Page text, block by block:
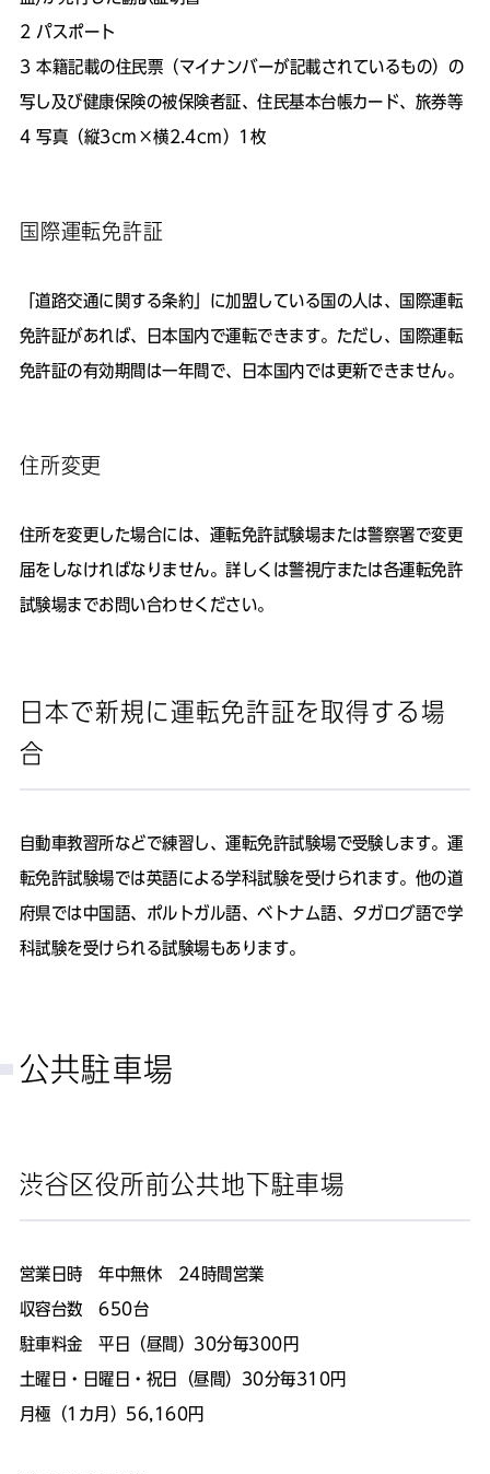
パスポート
本籍記載の住民票（マイナンバーが記載されているもの）の
写し及び健康保険の被保険者証、住民基本台帳カード、旅券等
写真（縦3cm×横2.4cm）1枚
国際運転免許証
「道路交通に関する条約」に加盟している国の人は、国際運転
免許証があれば、日本国内で運転できます。ただし、国際運転
免許証の有効期間は一年間で、日本国内では更新できません。
住所変更
住所を変更した場合には、運転免許試験場または警察署で変更
届をしなければなりません。詳しくは警視庁または各運転免許
試験場までお問い合わせください。
日本で新規に運転免許証を取得する場
合
自動車教習所などで練習し、運転免許試験場で受験します。運
転免許試験場では英語による学科試験を受けられます。他の道
府県では中国語、ポルトガル語、ベトナム語、タガログ語で学
科試験を受けられる試験場もあります。
公共駐車場
渋谷区役所前公共地下駐車場
営業日時 年中無休 24時間営業
収容台数 650台
駐車料金 平日（昼間）30分毎300円
土曜日・日曜日・祝日（昼間）30分毎310円
月極（1カ月）56,160円